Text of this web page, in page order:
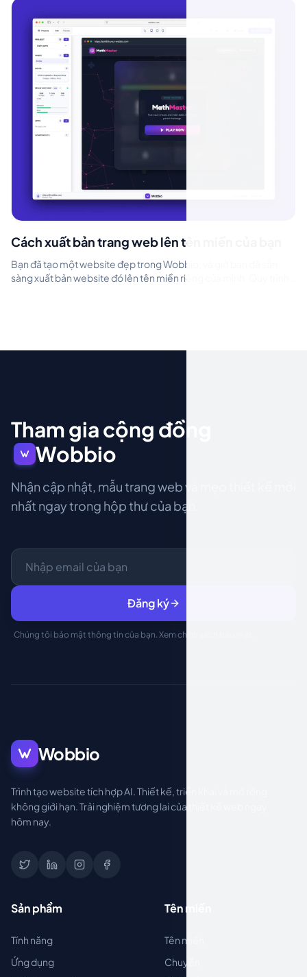
Cách xuất bản trang web lên tên miền của bạn
Bạn đã tạo một website đẹp trong Wobbio, và giờ bạn đã sẵn
sàng xuất bản website đó lên tên miền riêng của mình. Quy trình
Tham gia cộng đồng
Wobbio
Nhận cập nhật, mẫu trang web và mẹo thiết kế mới
nhất ngay trong hộp thư của bạn.
Đăng ký
Chúng tôi bảo mật thông tin của bạn. Xem chính sách bảo mật
Wobbio
Trình tạo website tích hợp AI. Thiết kế, triển khai và mở rộng
không giới hạn. Trải nghiệm tương lai của thiết kế web ngay
hôm nay.
Sản phẩm
Tính năng
Ứng dụng
Tên miền
Tên miền
Chuyển